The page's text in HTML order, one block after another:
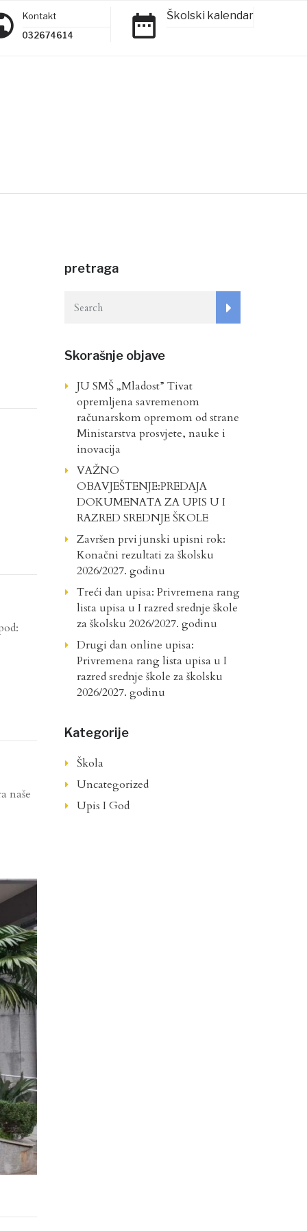
Kontakt
032674614
Školski kalendar
naše
pretraga
Skorašnje objave
JU SMŠ „Mladost” Tivat
opremljena savremenom
računarskom opremom od strane
Ministarstva prosvjete, nauke i
inovacija
VAŽNO
OBAVJEŠTENJE:PREDAJA
DOKUMENATA ZA UPIS U I
RAZRED SREDNJE ŠKOLE
Završen prvi junski upisni rok:
Konačni rezultati za školsku
2026/2027. godinu
Treći dan upisa: Privremena rang
lista upisa u I razred srednje škole
za školsku 2026/2027. godinu
Drugi dan online upisa:
Privremena rang lista upisa u I
razred srednje škole za školsku
2026/2027. godinu
Kategorije
Škola
Uncategorized
Upis I God